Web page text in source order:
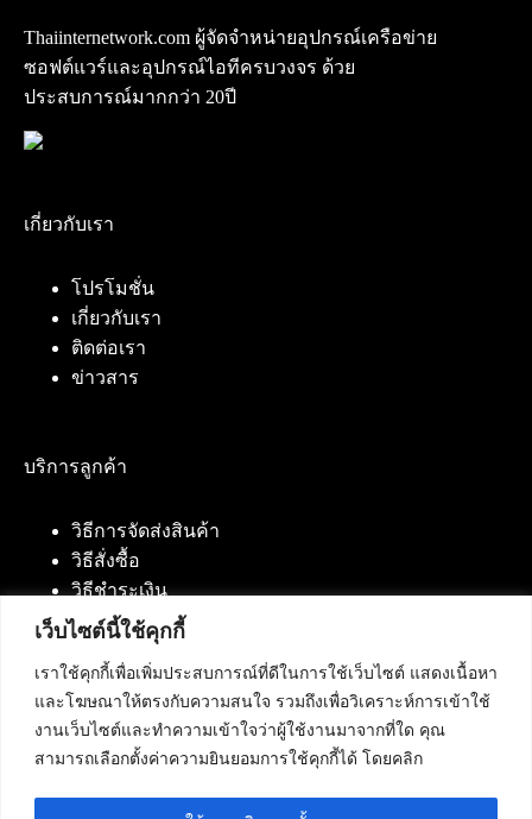
เว็บไซต์นี้ใช้คุกกี้
เราใช้คุกกี้เพื่อเพิ่มประสบการณ์ที่ดีในการใช้เว็บไซต์ แสดงเนื้อหา
และโฆษณาให้ตรงกับความสนใจ รวมถึงเพื่อวิเคราะห์การเข้าใช้
งานเว็บไซต์และทำความเข้าใจว่าผู้ใช้งานมาจากที่ใด คุณ
สามารถเลือกตั้งค่าความยินยอมการใช้คุกกี้ได้ โดยคลิก
Thaiinternetwork.com ผู้จัดจำหน่ายอุปกรณ์เครือข่าย
ซอฟต์แวร์และอุปกรณ์ไอทีครบวงจร ด้วย
ประสบการณ์มากกว่า 20ปี
เกี่ยวกับเรา
โปรโมชั่น
เกี่ยวกับเรา
ติดต่อเรา
ข่าวสาร
บริการลูกค้า
วิธีการจัดส่งสินค้า
วิธีสั่งซื้อ
วิธีชำระเงิน
ติดต่อเรา
บริษัท เน็ทฟิวชั่น คอมมิวนิเคชั่น จำกัด 420/94 ถนน
นัมเบอร์วัน-ราม 2 แขวงดอกไม้, เขตประเวศ
กรุงเทพมหานคร 10250